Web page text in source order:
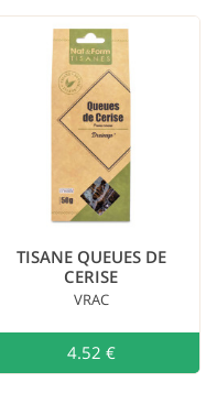
Ajouter au
TISANE QUEUES DE
CERISE
VRAC
4.52 €